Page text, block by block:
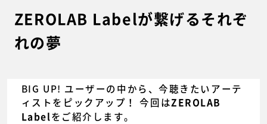
ZEROLAB Labelが繋げるそれぞ
れの夢
BIG UP! ユーザーの中から、今聴きたいアーテ
ィストをピックアップ！ 今回はZEROLAB
Label をご紹介します。